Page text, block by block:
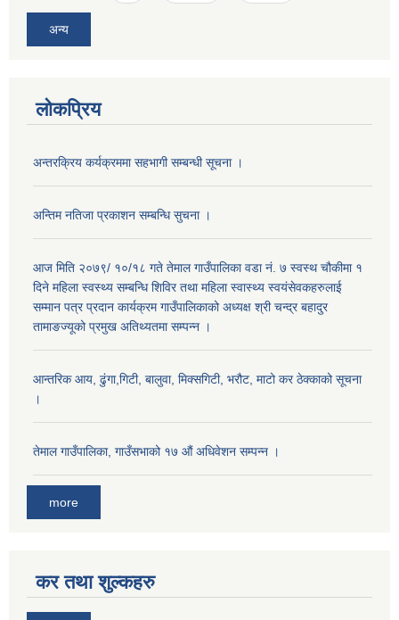
अन्य
लोकप्रिय
अन्तरक्रिय कर्यक्रममा सहभागी सम्बन्धी सूचना ।
अन्तिम नतिजा प्रकाशन सम्बन्धि सुचना ।
आज मिति २०७९/ १०/१८ गते तेमाल गाउँपालिका वडा नं. ७ स्वस्थ चौकीमा १
दिने महिला स्वस्थ्य सम्बन्धि शिविर तथा महिला स्वास्थ्य स्वयंसेवकहरुलाई
सम्मान पत्र प्रदान कार्यक्रम गाउँपालिकाको अध्यक्ष श्री चन्द्र बहादुर
तामाङज्यूको प्रमुख अतिथ्यतमा सम्पन्न ।
आन्तरिक आय, ढुंगा,गिटी, बालुवा, मिक्सगिटी, भरौट, माटो कर ठेक्काको सूचना
।
तेमाल गाउँपालिका, गाउँसभाको १७ ‌औं अधिवेशन सम्पन्न ।
more
कर तथा शुल्कहरु